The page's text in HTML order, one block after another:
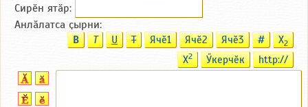
Сирӗн ятӑp:
Анлӑлатса ҫырни:
B T U T Ячӗ1 Ячӗ2 Ячӗ3 # X2
X2 Ӳкерчӗк http://